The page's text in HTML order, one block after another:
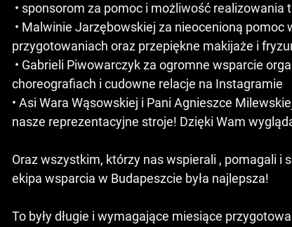
• sponsorom za pomoc i możliwość realizowania
przygotowaniach oraz przepiękne makijaże i
choreografiach i cudowne relacje na Instagramie
• Asi Wara Wąsowskiej i Pani Agnieszce
nasze reprezentacyjne stroje! Dzięki Wam
Oraz wszystkim, którzy nas wspierali , pomagali i
ekipa wsparcia w Budapeszcie była najlepsza!
To były długie i wymagające miesiące